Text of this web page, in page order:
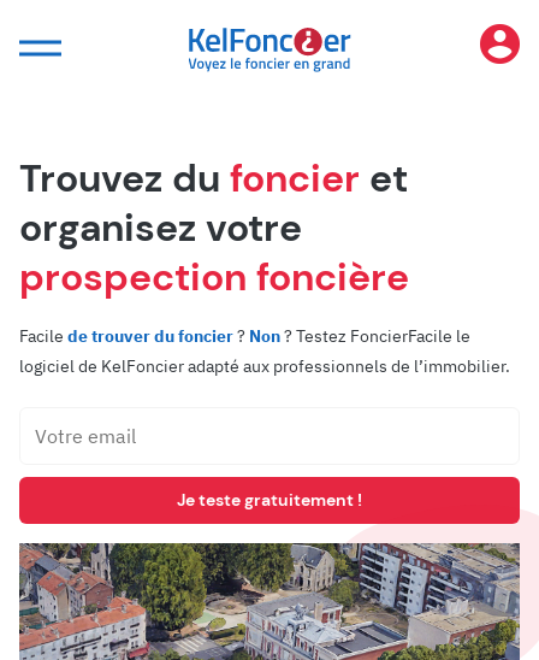
Trouvez du foncier et
organisez votre
prospection foncière
Facile de trouver du foncier? Non? Testez FoncierFacile le
logiciel de KelFoncier adapté aux professionnels de l’immobilier.
Je teste gratuitement !